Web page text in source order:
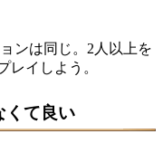
ンは同じ。2人以上を
レイしよう。
くて良い